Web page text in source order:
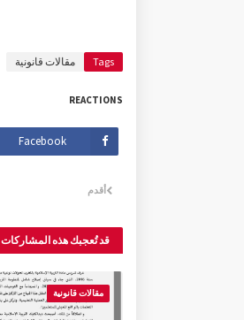
Tags مقالات قانونية
REACTIONS
Facebook
أقدم
قد تُعجبك هذه المشاركات
مقالات قانونية